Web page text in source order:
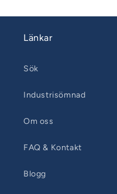
Länkar
Sök
Industrisömnad
Om oss
FAQ & Kontakt
Blogg